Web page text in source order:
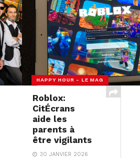
HAPPY HOUR - LE MAG
Roblox:
CitÉcrans
aide les
parents à
être vigilants
30 JANVIER 2026